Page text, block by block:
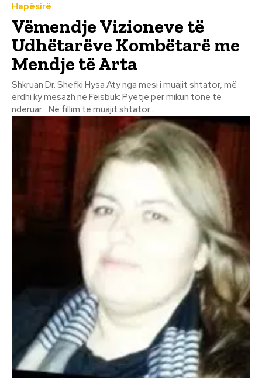
Hapësirë
Vëmendje Vizioneve të
Udhëtarëve Kombëtarë me
Mendje të Arta
Shkruan Dr. Shefki Hysa Aty nga mesi i muajit shtator, më
erdhi ky mesazh në Feisbuk: Pyetje për mikun tonë të
nderuar… Në fillim të muajit shtator...